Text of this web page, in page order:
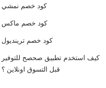
كود خصم نمشي
كود خصم ماكس
كود خصم ترينديول
كيف استخدم تطبيق صحصح للتوفير
قبل التسوق اونلاين ؟